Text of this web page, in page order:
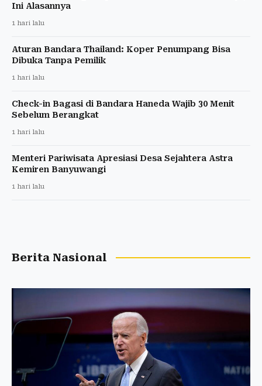
Ini Alasannya
1 hari lalu
Aturan Bandara Thailand: Koper Penumpang Bisa
Dibuka Tanpa Pemilik
1 hari lalu
Check-in Bagasi di Bandara Haneda Wajib 30 Menit
Sebelum Berangkat
1 hari lalu
Menteri Pariwisata Apresiasi Desa Sejahtera Astra
Kemiren Banyuwangi
1 hari lalu
Berita Nasional